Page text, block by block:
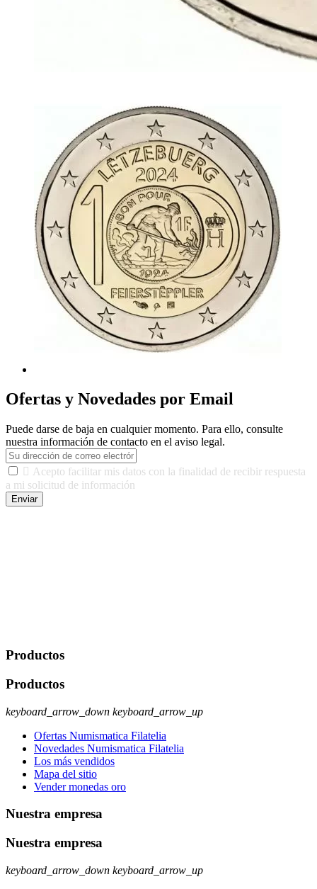
Ofertas y Novedades por Email
Puede darse de baja en cualquier momento. Para ello, consulte
nuestra información de contacto en el aviso legal.
 Acepto facilitar mis datos con la finalidad de recibir respuesta
a mi solicitud de información
Enviar
Productos
Productos
keyboard_arrow_down keyboard_arrow_up
Ofertas Numismatica Filatelia
Novedades Numismatica Filatelia
Los más vendidos
Mapa del sitio
Vender monedas oro
Nuestra empresa
Nuestra empresa
keyboard_arrow_down keyboard_arrow_up